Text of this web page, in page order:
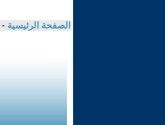
الصفحة الرئيسية -